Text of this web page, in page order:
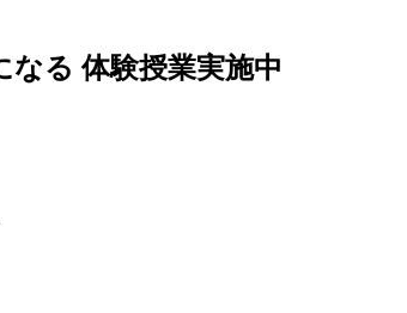
なる 体験授業実施中